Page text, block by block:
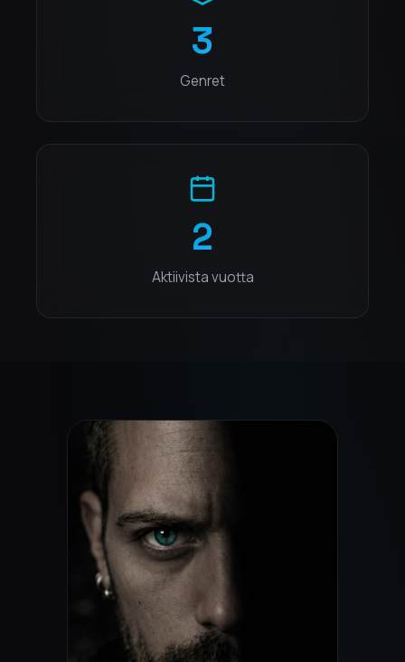
3
Genret
2
Aktiivista vuotta